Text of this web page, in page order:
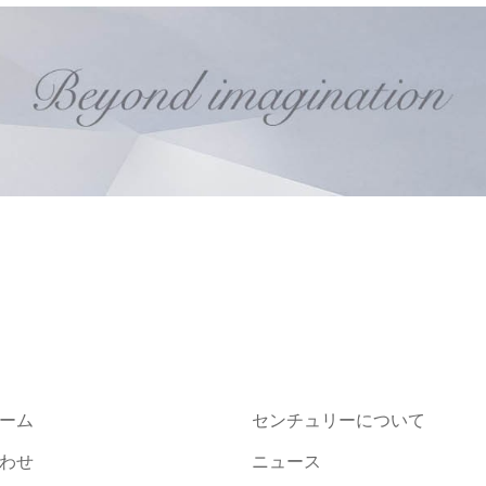
ム
せ
センチュリーについて
ニュース